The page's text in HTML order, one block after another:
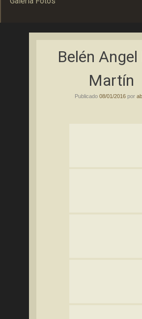
ABEA
Belén Angel
Martín
Publicado 08/01/2016por